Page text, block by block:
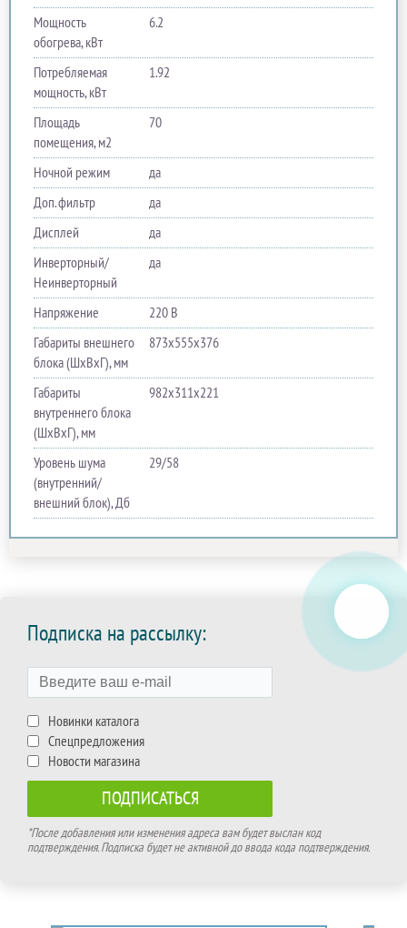
Мощность
обогрева, кВт
6.2
Потребляемая
мощность, кВт
1.92
Площадь
помещения, м2
70
Ночной режим
да
Доп. фильтр
да
Дисплей
да
Инверторный/
Неинверторный
да
Напряжение
220 В
Габариты внешнего
блока (ШхВхГ), мм
873х555х376
Габариты
внутреннего блока
(ШхВхГ), мм
982х311х221
Уровень шума
(внутренний/
внешний блок), Дб
29/58
Подписка на рассылку:
Новинки каталога
Спецпредложения
Новости магазина
*После добавления или изменения адреса вам будет выслан код
подтверждения. Подписка будет не активной до ввода кода подтверждения.